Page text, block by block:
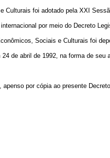
foi adotado pela XXI
por meio do Decreto
Sociais e Culturais foi
de abril de 1992, na forma de seu
por cópia ao presente